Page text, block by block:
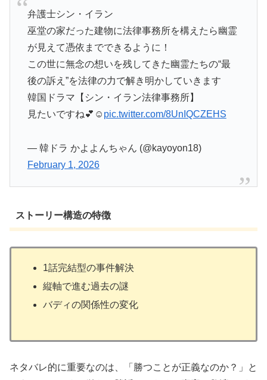
弁護士シン・イラン
巫堂の家だった建物に法律事務所を構えたら幽霊
が見えて憑依までできるように！
この世に無念の想いを残してきた幽霊たちの“最
後の訴え”を法律の力で解き明かしていきます
韓国ドラマ【シン・イラン法律事務所】
見たいですね💕☺ pic.twitter.com/8UnIQCZEHS
— 韓ドラ かよよんちゃん (@kayoyon18)
February 1, 2026
ストーリー構造の特徴
1話完結型の事件解決
縦軸で進む過去の謎
バディの関係性の変化
ネタバレ的に重要なのは、「勝つことが正義なのか？」と